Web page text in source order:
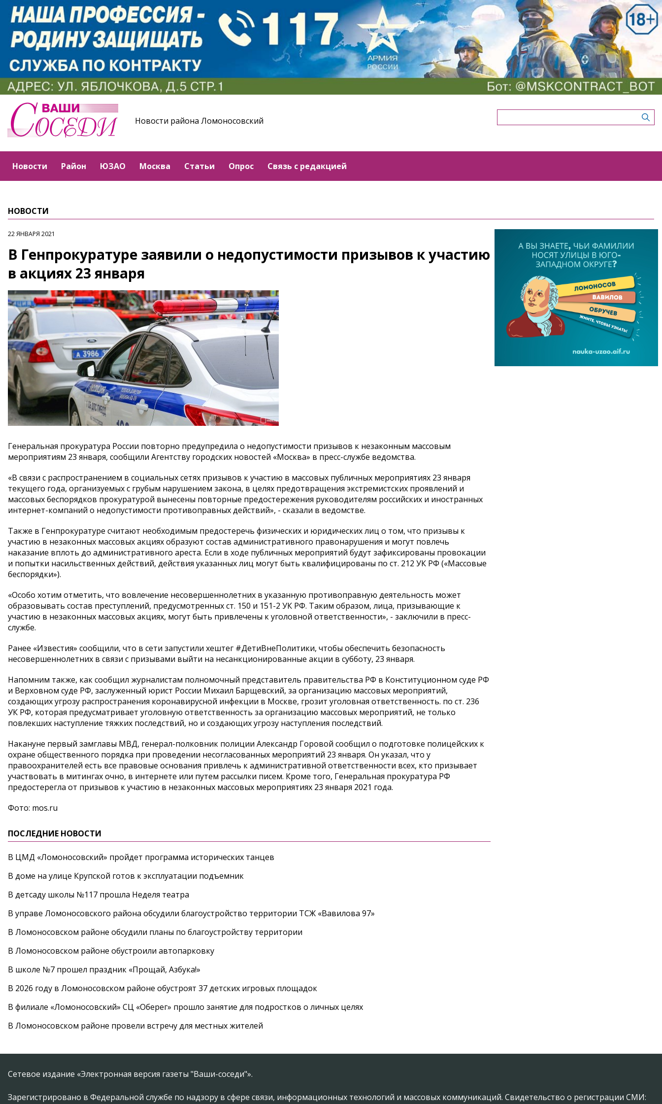
Новости района Ломоносовский
Новости Район ЮЗАО Москва Статьи Опрос Связь с редакцией
НОВОСТИ
22 ЯНВАРЯ 2021
В Генпрокуратуре заявили о недопустимости призывов к участию
в акциях 23 января
Генеральная прокуратура России повторно предупредила о недопустимости призывов к незаконным массовым
мероприятиям 23 января, сообщили Агентству городских новостей «Москва» в пресс-службе ведомства.
«В связи с распространением в социальных сетях призывов к участию в массовых публичных мероприятиях 23 января
текущего года, организуемых с грубым нарушением закона, в целях предотвращения экстремистских проявлений и
массовых беспорядков прокуратурой вынесены повторные предостережения руководителям российских и иностранных
интернет-компаний о недопустимости противоправных действий», - сказали в ведомстве.
Также в Генпрокуратуре считают необходимым предостеречь физических и юридических лиц о том, что призывы к
участию в незаконных массовых акциях образуют состав административного правонарушения и могут повлечь
наказание вплоть до административного ареста. Если в ходе публичных мероприятий будут зафиксированы провокации
и попытки насильственных действий, действия указанных лиц могут быть квалифицированы по ст. 212 УК РФ («Массовые
беспорядки»).
«Особо хотим отметить, что вовлечение несовершеннолетних в указанную противоправную деятельность может
образовывать состав преступлений, предусмотренных ст. 150 и 151-2 УК РФ. Таким образом, лица, призывающие к
участию в незаконных массовых акциях, могут быть привлечены к уголовной ответственности», - заключили в пресс-
службе.
Ранее «Известия» сообщили, что в сети запустили хештег #ДетиВнеПолитики, чтобы обеспечить безопасность
несовершеннолетних в связи с призывами выйти на несанкционированные акции в субботу, 23 января.
Напомним также, как сообщил журналистам полномочный представитель правительства РФ в Конституционном суде РФ
и Верховном суде РФ, заслуженный юрист России Михаил Барщевский, за организацию массовых мероприятий,
создающих угрозу распространения коронавирусной инфекции в Москве, грозит уголовная ответственность. по ст. 236
УК РФ, которая предусматривает уголовную ответственность за организацию массовых мероприятий, не только
повлекших наступление тяжких последствий, но и создающих угрозу наступления последствий.
Накануне первый замглавы МВД, генерал-полковник полиции Александр Горовой сообщил о подготовке полицейских к
охране общественного порядка при проведении несогласованных мероприятий 23 января. Он указал, что у
правоохранителей есть все правовые основания привлечь к административной ответственности всех, кто призывает
участвовать в митингах очно, в интернете или путем рассылки писем. Кроме того, Генеральная прокуратура РФ
предостерегла от призывов к участию в незаконных массовых мероприятиях 23 января 2021 года.
Фото: mos.ru
ПОСЛЕДНИЕ НОВОСТИ
В ЦМД «Ломоносовский» пройдет программа исторических танцев
В доме на улице Крупской готов к эксплуатации подъемник
В детсаду школы №117 прошла Неделя театра
В управе Ломоносовского района обсудили благоустройство территории ТСЖ «Вавилова 97»
В Ломоносовском районе обсудили планы по благоустройству территории
В Ломоносовском районе обустроили автопарковку
В школе №7 прошел праздник «Прощай, Азбука!»
В 2026 году в Ломоносовском районе обустроят 37 детских игровых площадок
В филиале «Ломоносовский» СЦ «Оберег» прошло занятие для подростков о личных целях
В Ломоносовском районе провели встречу для местных жителей
Сетевое издание «Электронная версия газеты "Ваши-соседи"».
Зарегистрировано в Федеральной службе по надзору в сфере связи, информационных технологий и массовых коммуникаций. Свидетельство о регистрации СМИ: